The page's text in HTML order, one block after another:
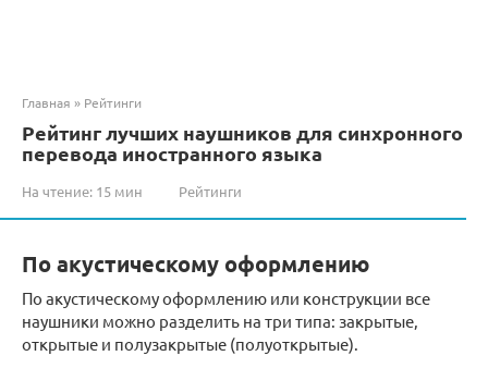
Главная » Рейтинги
Рейтинг лучших наушников для синхронного
перевода иностранного языка
На чтение: 15 мин Рейтинги
По акустическому оформлению
По акустическому оформлению или конструкции все
наушники можно разделить на три типа: закрытые,
открытые и полузакрытые (полуоткрытые).